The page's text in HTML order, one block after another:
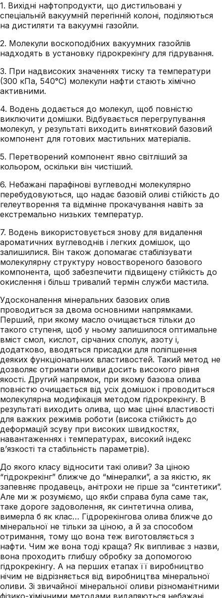
1. Вихідні нафтопродукти, що дистильовані у
спеціальній вакуумній перегінній колоні, поділяються
на дистиляти та вакуумні газойли.
2. Молекули воскоподібних вакуумних газойлів
надходять в установку гідрокрекінгу для гідрування.
3. При надвисоких значеннях тиску та температури
(300 кПа, 540°C) молекули нафти стають хімічно
активними.
4. Водень додається до молекул, щоб повністю
виключити домішки. Відбувається перегрупування
молекул, у результаті виходить винятковий базовий
компонент для готових мастильних матеріалів.
5. Перетворений компонент явно світліший за
кольором, оскільки він чистіший.
6. Небажані парафінові вуглеводні молекулярно
перебудовуються, що надає базовій оливі стійкість до
гелеутворення та відмінне прокачування навіть за
екстремально низьких температур.
7. Водень використовується знову для видалення
ароматичних вуглеводнів і легких домішок, що
залишилися. Він також допомагає стабілізувати
молекулярну структуру новоствореного базового
компонента, щоб забезпечити підвищену стійкість до
окислення і більш тривалий термін служби мастила.
Удосконалення мінеральних базових олив
проводиться за двома основними напрямками.
Перший, при якому масло очищається тільки до
такого ступеня, щоб у ньому залишилося оптимальне
вміст смол, кислот, сірчаних сполук, азоту і,
додатково, вводяться присадки для поліпшення
деяких функціональних властивостей. Такий метод не
дозволяє отримати оливи досить високого рівня
якості. Другий напрямок, при якому базова олива
повністю очищається від усіх домішок і проводиться
молекулярна модифікація методом гідрокрекінгу. В
результаті виходить олива, що має цінні властивості
для важких режимів роботи (висока стійкість до
деформацій зсуву при високих швидкостях,
навантаженнях і температурах, високий індекс
в’язкості та стабільність параметрів).
До якого класу відносити такі оливи? За ціною
“гідрокрекінг” ближче до “мінералки”, а за якістю, як
запевняє продавець, анітрохи не гірше за “синтетики”.
Але ми ж розуміємо, що якби справа була саме так,
таке дороге задоволення, як синтетична олива,
вимерла б як клас… Гідрорекінгова олива ближче до
мінеральної не тільки за ціною, а й за способом
отримання, тому що вона теж виготовляється з
нафти. Чим же вона тоді краща? Як випливає з назви,
вона проходить глибшу обробку за допомогою
гідрокрекінгу. А на перших етапах її виробництво
нічим не відрізняється від виробництва мінеральної
оливи. Зі звичайної мінеральної оливи різноманітними